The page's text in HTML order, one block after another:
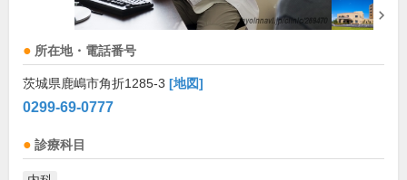
所在地・電話番号
茨城県鹿嶋市角折1285-3 [地図]
0299-69-0777
診療科目